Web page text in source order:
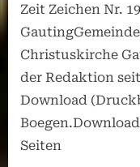
Zeit Zeichen Nr.
Christuskirche
der Redaktion seit
Download
Seiten